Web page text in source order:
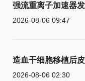
强流重离子加速器
2026-08-06 09:47
造血干细胞移植后
2026-08-06 02:30